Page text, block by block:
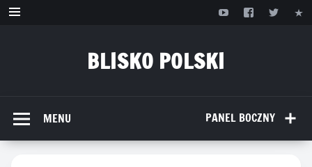
Przejdź
BLISKO POLSKI
PANEL BOCZNY
MENU